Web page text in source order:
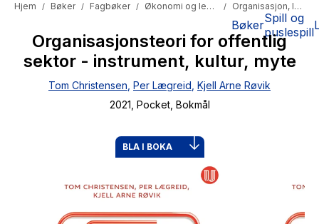
BøkerSpill og
puslespill
Populære søk
Pokemon
One piece
Fury Bound - Sable Sorensen
Hypopressiv trening
Hjem / Bøker / Fagbøker / Økonomi og ledelse / Organisasjon, ledelse og administrasjon
Organisasjonsteori for offentlig
sektor - instrument, kultur, myte
Tom Christensen Per Lægreid Kjell Arne Røvik
2021 , Pocket, Bokmål
BLA I BOKA